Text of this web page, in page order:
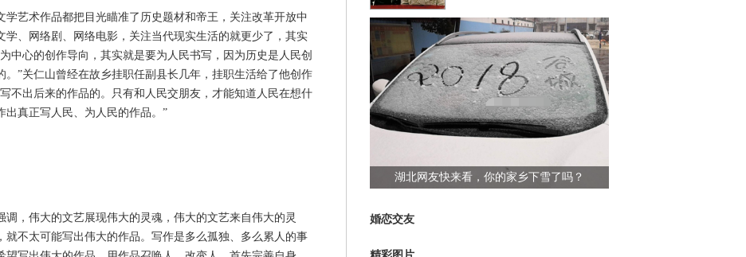
学艺术作品都把目光瞄准了历史题材和帝王，关注改革开放中
学、网络剧、网络电影，关注当代现实生活的就更少了，其实
中心的创作导向，其实就是要为人民书写，因为历史是人民创
”关仁山曾经在故乡挂职任副县长几年，挂职生活给了他创作
不出后来的作品的。只有和人民交朋友，才能知道人民在想什
出真正写人民、为人民的作品。”
调，伟大的文艺展现伟大的灵魂，伟大的文艺来自伟大的灵
就不太可能写出伟大的作品。写作是多么孤独、多么累人的事
湖北网友快来看，你的家乡下雪了吗？
婚恋交友